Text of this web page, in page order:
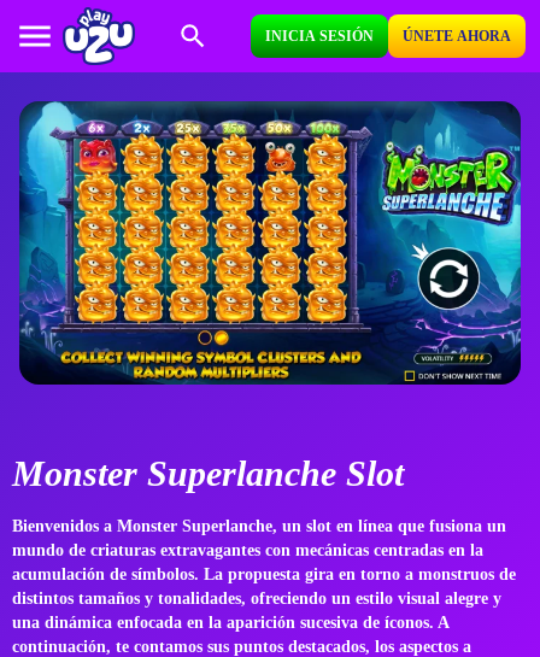
INICIA SESIÓN ÚNETE AHORA
Monster Superlanche Slot
Bienvenidos a Monster Superlanche, un slot en línea que fusiona un
mundo de criaturas extravagantes con mecánicas centradas en la
acumulación de símbolos. La propuesta gira en torno a monstruos de
distintos tamaños y tonalidades, ofreciendo un estilo visual alegre y
una dinámica enfocada en la aparición sucesiva de íconos. A
continuación, te contamos sus puntos destacados, los aspectos a